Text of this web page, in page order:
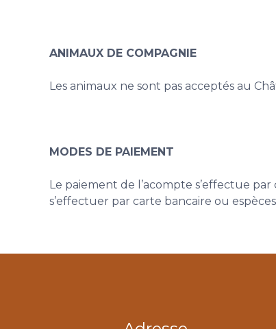
ANIMAUX DE COMPAGNIE
Les animaux ne sont pas acceptés au
MODES DE PAIEMENT
Le paiement de l’acompte s’effectue
s’effectuer par carte bancaire ou